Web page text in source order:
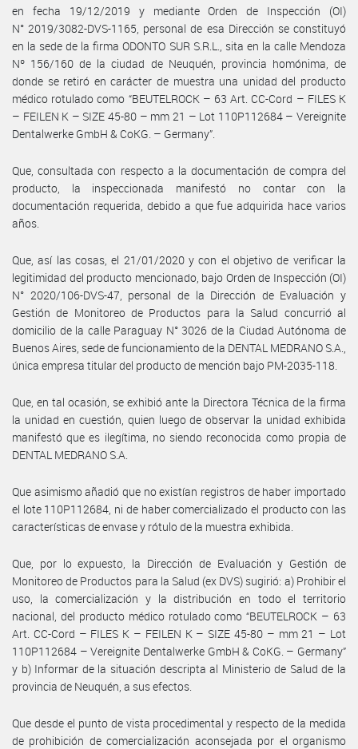
en fecha 19/12/2019 y mediante Orden de Inspección (OI)
N° 2019/3082-DVS-1165, personal de esa Dirección se constituyó
en la sede de la firma ODONTO SUR S.R.L., sita en la calle Mendoza
Nº 156/160 de la ciudad de Neuquén, provincia homónima, de
donde se retiró en carácter de muestra una unidad del producto
médico rotulado como “BEUTELROCK – 63 Art. CC-Cord – FILES K
– FEILEN K – SIZE 45-80 – mm 21 – Lot 110P112684 – Vereignite
Dentalwerke GmbH & CoKG. – Germany”.
Que, consultada con respecto a la documentación de compra del
producto, la inspeccionada manifestó no contar con la
documentación requerida, debido a que fue adquirida hace varios
años.
Que, así las cosas, el 21/01/2020 y con el objetivo de verificar la
legitimidad del producto mencionado, bajo Orden de Inspección (OI)
N° 2020/106-DVS-47, personal de la Dirección de Evaluación y
Gestión de Monitoreo de Productos para la Salud concurrió al
domicilio de la calle Paraguay N° 3026 de la Ciudad Autónoma de
Buenos Aires, sede de funcionamiento de la DENTAL MEDRANO S.A.,
única empresa titular del producto de mención bajo PM-2035-118.
Que, en tal ocasión, se exhibió ante la Directora Técnica de la firma
la unidad en cuestión, quien luego de observar la unidad exhibida
manifestó que es ilegítima, no siendo reconocida como propia de
DENTAL MEDRANO S.A.
Que asimismo añadió que no existían registros de haber importado
el lote 110P112684, ni de haber comercializado el producto con las
características de envase y rótulo de la muestra exhibida.
Que, por lo expuesto, la Dirección de Evaluación y Gestión de
Monitoreo de Productos para la Salud (ex DVS) sugirió: a) Prohibir el
uso, la comercialización y la distribución en todo el territorio
nacional, del producto médico rotulado como “BEUTELROCK – 63
Art. CC-Cord – FILES K – FEILEN K – SIZE 45-80 – mm 21 – Lot
110P112684 – Vereignite Dentalwerke GmbH & CoKG. – Germany”
y b) Informar de la situación descripta al Ministerio de Salud de la
provincia de Neuquén, a sus efectos.
Que desde el punto de vista procedimental y respecto de la medida
de prohibición de comercialización aconsejada por el organismo